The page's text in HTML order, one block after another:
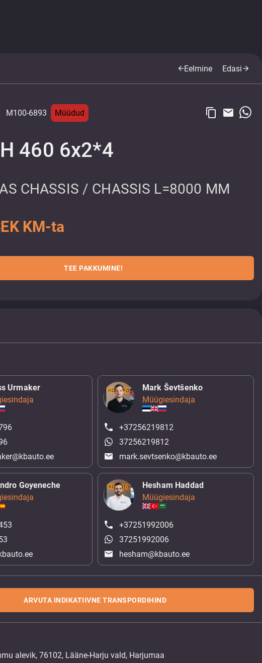
arrow_backEelmine Edasiarrow_forward
M100-6893 Müüdud content_copy email
460 6x2*4
CHASSIS / CHASSIS L=8000 MM
KM-ta
TEE PAKKUMINE!
Urmaker
Mark Ševtšenko
Müügiesindaja
+37256219812
37256219812
mark.sevtsenko@kbauto.ee
Goyeneche
Hesham Haddad
Müügiesindaja
+37251992006
37251992006
hesham@kbauto.ee
ARVUTA INDIKATIIVNE TRANSPORDIHIND
alevik, 76102, Lääne-Harju vald, Harjumaa